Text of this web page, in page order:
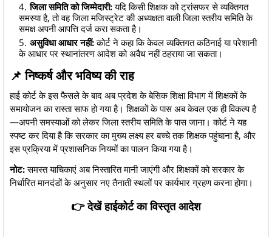
जिला समिति को जिम्मेदारी:यदि किसी शिक्षक को ट्रांसफर से व्यक्तिगत
समस्या है, तो वह जिला मजिस्ट्रेट की अध्यक्षता वाली जिला स्तरीय समिति के
समक्ष अपनी आपत्ति दर्ज करा सकता है।
असुविधा आधार नहीं:कोर्ट ने कहा कि केवल व्यक्तिगत कठिनाई या परेशानी
के आधार पर स्थानांतरण आदेश को अवैध नहीं ठहराया जा सकता।
📌 निष्कर्ष और भविष्य की राह
हाई कोर्ट के इस फैसले के बाद अब प्रदेश के बेसिक शिक्षा विभाग में शिक्षकों के
समायोजन का रास्ता साफ हो गया है। शिक्षकों के पास अब केवल एक ही विकल्प है
—अपनी समस्याओं को लेकर जिला स्तरीय समिति के पास जाना। कोर्ट ने यह
स्पष्ट कर दिया है कि सरकार का मुख्य लक्ष्य हर बच्चे तक शिक्षक पहुंचाना है, और
इस प्रक्रिया में प्रशासनिक नियमों का पालन किया गया है।
नोट:समस्त याचिकाएं अब निस्तारित मानी जाएंगी और शिक्षकों को सरकार के
निर्धारित मानदंडों के अनुसार नए तैनाती स्थलों पर कार्यभार ग्रहण करना होगा।
👉 देखें हाईकोर्ट का विस्तृत आदेश